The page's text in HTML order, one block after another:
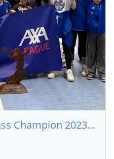
Den HB Dudelange ass Champion 2023-2024 an der AXA League vun de Fraen